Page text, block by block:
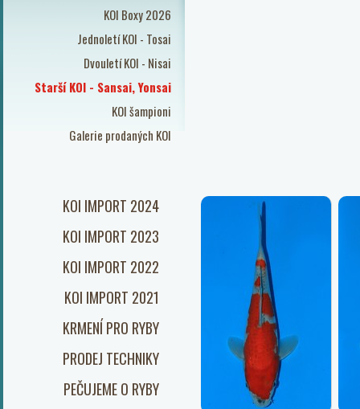
KOI Boxy 2026
Jednoletí KOI - Tosai
Dvouletí KOI - Nisai
Starší KOI - Sansai, Yonsai
KOI šampioni
Galerie prodaných KOI
KOI IMPORT 2024
KOI IMPORT 2023
KOI IMPORT 2022
KOI IMPORT 2021
KRMENÍ PRO RYBY
PRODEJ TECHNIKY
PEČUJEME O RYBY